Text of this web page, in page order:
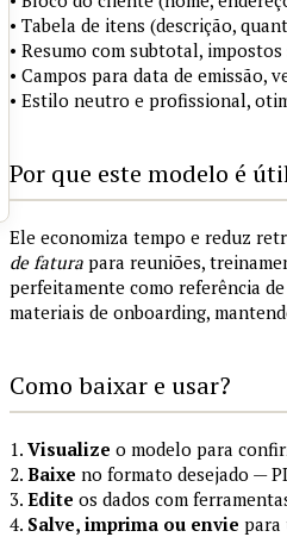
• Tabela de itens (descrição,
• Resumo com subtotal,
• Campos para data de emissão,
• Estilo neutro e profissional,
Por que este modelo é
Ele economiza tempo e reduz
de fatura para reuniões,
perfeitamente como referência de
materiais de onboarding,
Como baixar e usar?
1. Visualize o modelo para
2. Baixe no formato desejado —
3. Edite os dados com
4. Salve, imprima ou envie para